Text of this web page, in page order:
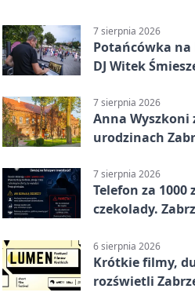
7 sierpnia 2026
Potańcówka
DJ Witek
7 sierpnia 2026
Anna Wyszkoni
urodzinach
7 sierpnia 2026
Telefon za 1000
czekolady.
6 sierpnia 2026
Krótkie filmy,
rozświetli